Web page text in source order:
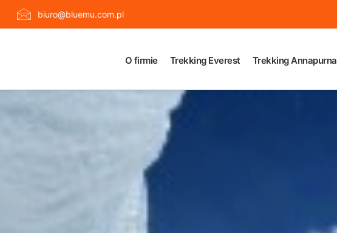
biuro@bluemu.com.pl
O firmie Trekking Everest Trekking Annapurna